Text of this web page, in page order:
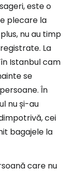
este o
plecare la
nu au timp
La
în Istanbul cam
se
În
nu și-au
cei
bagajele la
care nu